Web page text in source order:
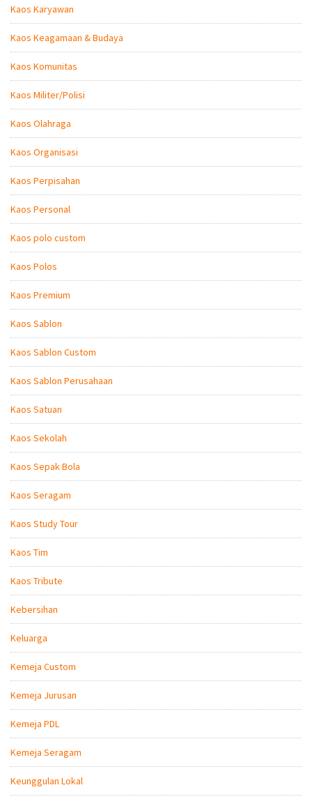
Kaos Karyawan
Kaos Keagamaan & Budaya
Kaos Komunitas
Kaos Militer/Polisi
Kaos Olahraga
Kaos Organisasi
Kaos Perpisahan
Kaos Personal
Kaos polo custom
Kaos Polos
Kaos Premium
Kaos Sablon
Kaos Sablon Custom
Kaos Sablon Perusahaan
Kaos Satuan
Kaos Sekolah
Kaos Sepak Bola
Kaos Seragam
Kaos Study Tour
Kaos Tim
Kaos Tribute
Kebersihan
Keluarga
Kemeja Custom
Kemeja Jurusan
Kemeja PDL
Kemeja Seragam
Keunggulan Lokal